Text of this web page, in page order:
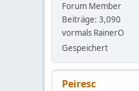
Forum Member
Beiträge: 3,090
vormals RainerO
Gespeichert
Peiresc